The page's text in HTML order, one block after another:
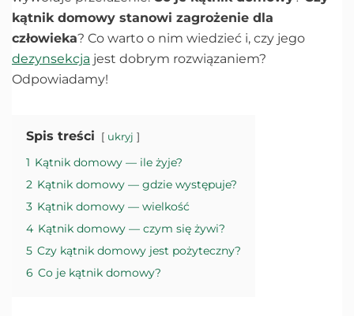
kątnik domowy stanowi zagrożenie dla
człowieka? Co warto o nim wiedzieć i, czy jego
dezynsekcja jest dobrym rozwiązaniem?
Odpowiadamy!
Spis treści ukryj
1 Kątnik domowy — ile żyje?
2 Kątnik domowy — gdzie występuje?
3 Kątnik domowy — wielkość
4 Kątnik domowy — czym się żywi?
5 Czy kątnik domowy jest pożyteczny?
6 Co je kątnik domowy?